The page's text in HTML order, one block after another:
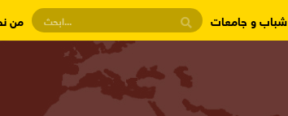
شباب و جامعات من